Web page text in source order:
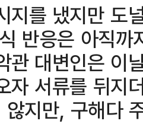
지를 냈지만 도
반응은 아직
관 대변인은 이
자 서류를 뒤지
지만, 구해다